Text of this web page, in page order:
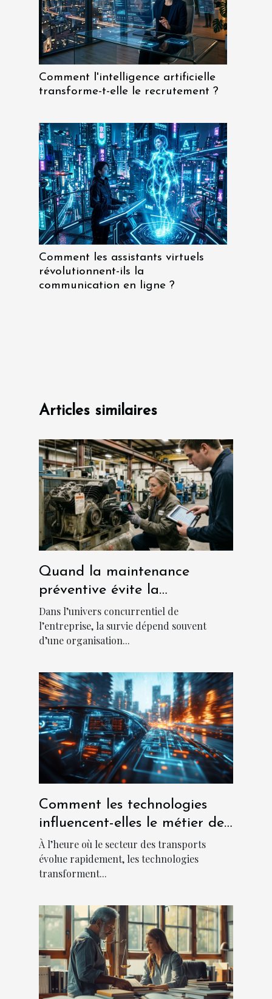
Comment l'intelligence artificielle
transforme-t-elle le recrutement ?
Comment les assistants virtuels
révolutionnent-ils la
communication en ligne ?
Articles similaires
Quand la maintenance
préventive évite la
catastrophe en entreprise
Dans l’univers concurrentiel de
l’entreprise, la survie dépend souvent
d’une organisation...
Comment les technologies
influencent-elles le métier de
chauffeur ?
À l’heure où le secteur des transports
évolue rapidement, les technologies
transforment...